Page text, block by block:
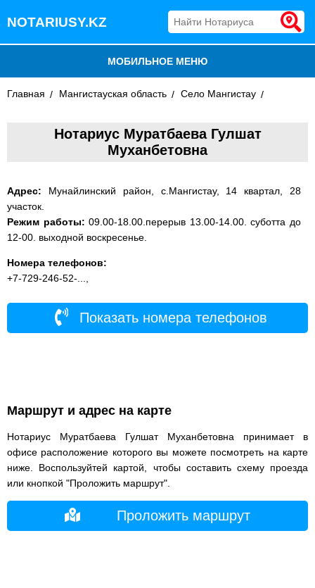
NOTARIUSY.KZ
МОБИЛЬНОЕ МЕНЮ
БЛОГ
ДОБАВИТЬ КОМПАНИЮ
НОТАРИУСЫ КАЗАХСТАНА
Главная Мангистауская область Село Мангистау
Нотариус Муратбаева Гулшат
Муханбетовна
Адрес: Мунайлинский район, с.Мангистау, 14 квартал, 28
участок.
Режим работы: 09.00-18.00.перерыв 13.00-14.00. суботта до
12-00. выходной воскресенье.
Номера телефонов:
+7-729-246-52-...,
Показать номера телефонов
Маршрут и адрес на карте
Нотариус Муратбаева Гулшат Муханбетовна принимает в
офисе расположение которого вы можете посмотреть на карте
ниже. Воспользуйтей картой, чтобы составить схему проезда
или кнопкой "Проложить маршрут".
Проложить маршрут